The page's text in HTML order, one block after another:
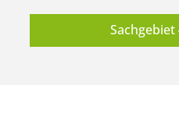
Sachgebiet